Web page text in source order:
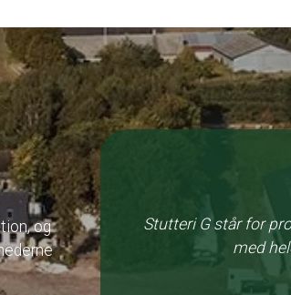
og
Stutteri G står for
med